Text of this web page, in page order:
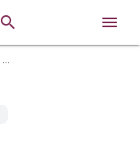
 
Спокусливі форми та флешмоб